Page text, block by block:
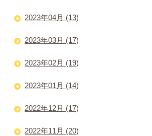
2023年04月 (13)
2023年03月 (17)
2023年02月 (19)
2023年01月 (14)
2022年12月 (17)
2022年11月 (20)